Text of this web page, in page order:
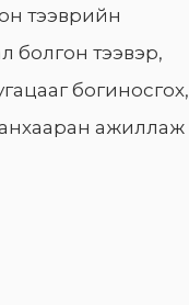
тээврийн
болгон тээвэр,
богиносгох,
анхааран ажиллаж